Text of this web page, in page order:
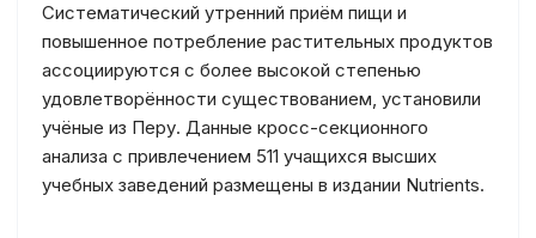
Систематический утренний приём пищи и
повышенное потребление растительных продуктов
ассоциируются с более высокой степенью
удовлетворённости существованием, установили
учёные из Перу. Данные кросс-секционного
анализа с привлечением 511 учащихся высших
учебных заведений размещены в издании Nutrients.